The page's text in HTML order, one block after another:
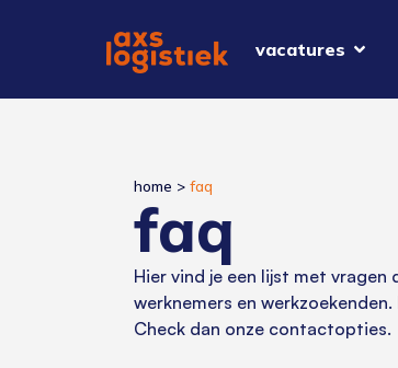
vacatures
home > faq
faq
Hier vind je een lijst met
werknemers en
Check dan onze contactopties.